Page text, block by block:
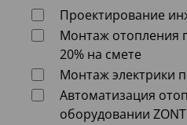
Проектирование
Монтаж отопления
20% на смете
Монтаж электрики
Автоматизация
оборудовании ZONT